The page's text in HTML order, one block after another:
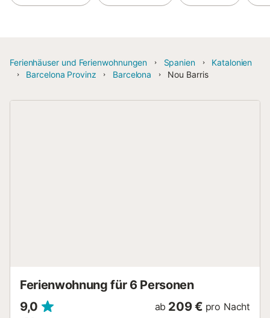
Ferienhäuser und Ferienwohnungen Spanien
Katalonien
Barcelona Provinz
Barcelona Nou Barris
Ferienwohnung für 6 Personen
9,0
ab 209 € pro Nacht